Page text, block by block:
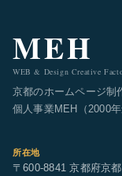
MEH
WEB & Design Creative
京都のホームページ制
個人事業MEH（2000年
所在地
〒600-8841 京都府京